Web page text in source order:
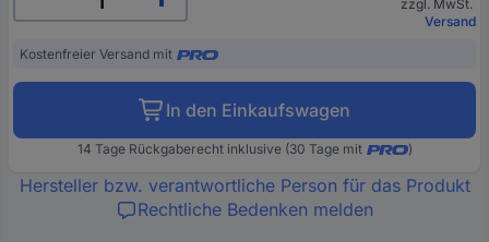
zzgl. MwSt.
Versand
Kostenfreier Versand mit
In den Einkaufswagen
14 Tage Rückgaberecht inklusive (30 Tage mit )
Hersteller bzw. verantwortliche Person für das Produkt
Rechtliche Bedenken melden